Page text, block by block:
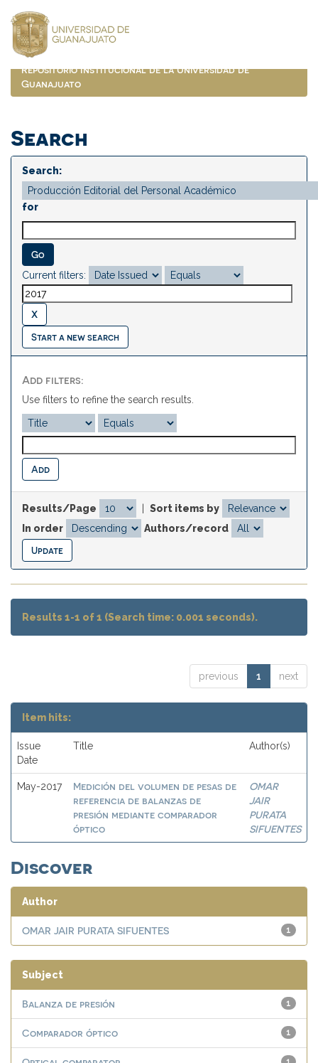
navigation
Repositorio Institucional de la Universidad de
Guanajuato
Search
Search:
for
Current filters:
Start a new search
Add filters:
Use filters to refine the search results.
Results/Page
Sort items by
In order
Authors/record
Results 1-1 of 1 (Search time: 0.001 seconds).
previous 1 next
Item hits:
Issue
Date
Title Author(s)
May-2017
Medición del volumen de pesas de
referencia de balanzas de
presión mediante comparador
óptico
OMAR
JAIR
PURATA
SIFUENTES
Discover
Author
1
OMAR JAIR PURATA SIFUENTES
Subject
1
Balanza de presión
1
Comparador óptico